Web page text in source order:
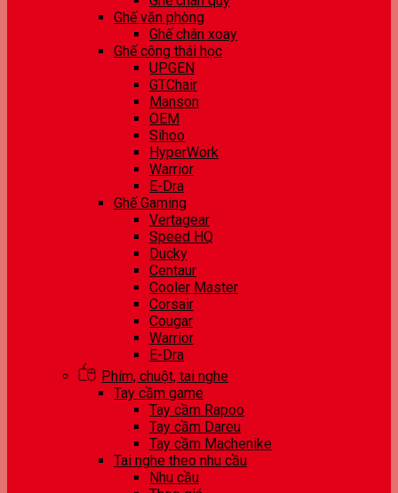
Ghế văn phòng
Ghế chân xoay
Ghế công thái học
UPGEN
GTChair
Manson
OEM
Sihoo
HyperWork
Warrior
E-Dra
Ghế Gaming
Vertagear
Speed HQ
Ducky
Centaur
Cooler Master
Corsair
Cougar
Warrior
E-Dra
Phím, chuột, tai nghe
Tay cầm game
Tay cầm Rapoo
Tay cầm Dareu
Tay cầm Machenike
Tai nghe theo nhu cầu
Nhu cầu